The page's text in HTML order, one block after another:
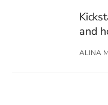
and
ALINA